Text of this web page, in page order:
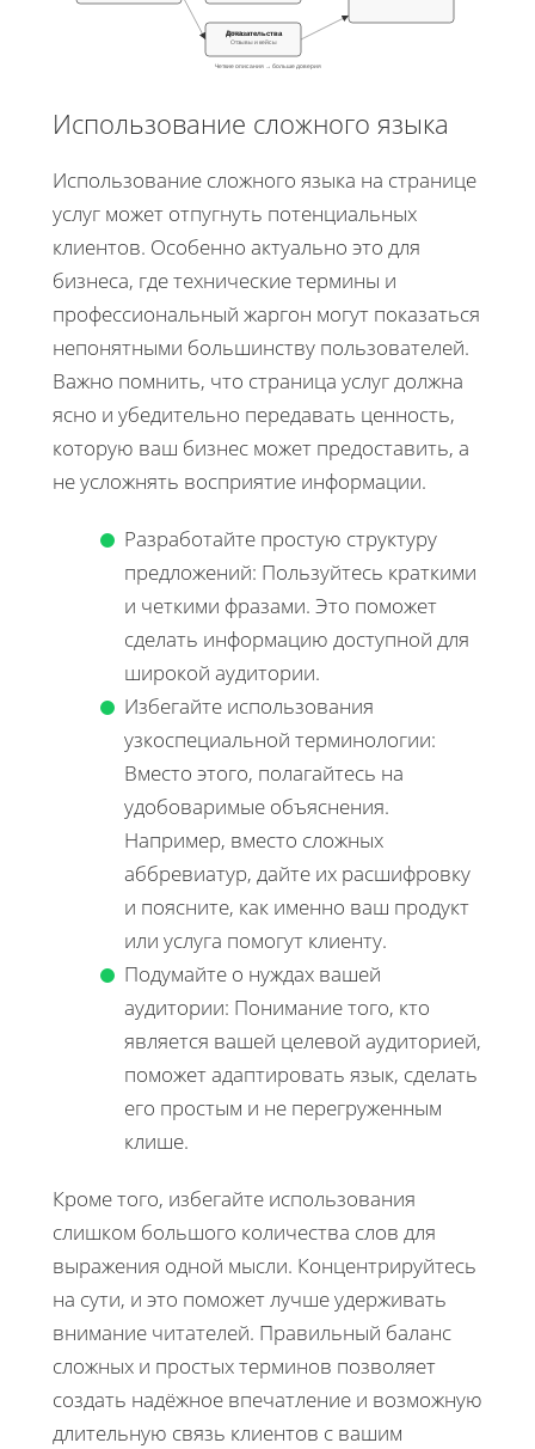
Доказательства
Отзывы и кейсы
Доказ.
Четкие описания → больше доверия
Использование сложного языка
Использование сложного языка на странице
услуг может отпугнуть потенциальных
клиентов. Особенно актуально это для
бизнеса, где технические термины и
профессиональный жаргон могут показаться
непонятными большинству пользователей.
Важно помнить, что страница услуг должна
ясно и убедительно передавать ценность,
которую ваш бизнес может предоставить, а
не усложнять восприятие информации.
Разработайте простую структуру
предложений: Пользуйтесь краткими
и четкими фразами. Это поможет
сделать информацию доступной для
широкой аудитории.
Избегайте использования
узкоспециальной терминологии:
Вместо этого, полагайтесь на
удобоваримые объяснения.
Например, вместо сложных
аббревиатур, дайте их расшифровку
и поясните, как именно ваш продукт
или услуга помогут клиенту.
Подумайте о нуждах вашей
аудитории: Понимание того, кто
является вашей целевой аудиторией,
поможет адаптировать язык, сделать
его простым и не перегруженным
клише.
Кроме того, избегайте использования
слишком большого количества слов для
выражения одной мысли. Концентрируйтесь
на сути, и это поможет лучше удерживать
внимание читателей. Правильный баланс
сложных и простых терминов позволяет
создать надёжное впечатление и возможную
длительную связь клиентов с вашим